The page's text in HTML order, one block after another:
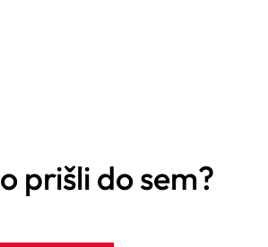
prišli do sem?